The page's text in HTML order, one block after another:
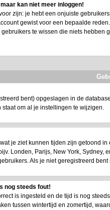
kan niet meer inloggen!
zijn: je hebt een onjuiste
gewist voor een bepaalde
te wissen die niets
bent) opgeslagen in de
staat om al je instellingen te wijzigen.
je ziet kunnen tijden zijn getoond
Londen, Parijs, New York,
Als je niet geregistreerd
nog steeds fout!
is ingesteld en de tijd is nog
tussen wintertijd en zomertijd,